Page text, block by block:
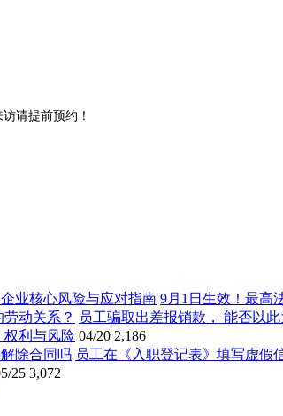
请提前预约！
9月1日生效！最高
员工骗取出差报销款， 能否以
权利与风险 04/20 2,186
员工在《入职登记表》填写虚假
25 3,072